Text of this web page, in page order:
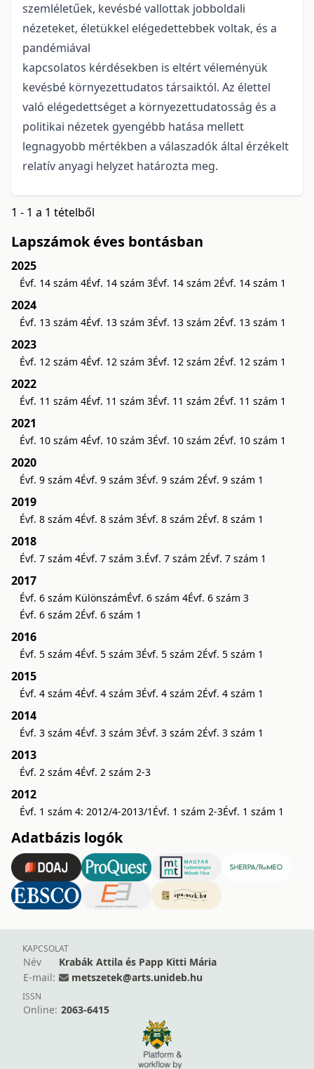
szemléletűek, kevésbé vallottak jobboldali
nézeteket, életükkel elégedettebbek voltak, és a
pandémiával
kapcsolatos kérdésekben is eltért véleményük
kevésbé környezettudatos társaiktól. Az élettel
való elégedettséget a környezettudatosság és a
politikai nézetek gyengébb hatása mellett
legnagyobb mértékben a válaszadók által érzékelt
relatív anyagi helyzet határozta meg.
1 - 1 a 1 tételből
Lapszámok éves bontásban
2025
Évf. 14 szám 4Évf. 14 szám 3Évf. 14 szám 2Évf. 14 szám 1
2024
Évf. 13 szám 4Évf. 13 szám 3Évf. 13 szám 2Évf. 13 szám 1
2023
Évf. 12 szám 4Évf. 12 szám 3Évf. 12 szám 2Évf. 12 szám 1
2022
Évf. 11 szám 4Évf. 11 szám 3Évf. 11 szám 2Évf. 11 szám 1
2021
Évf. 10 szám 4Évf. 10 szám 3Évf. 10 szám 2Évf. 10 szám 1
2020
Évf. 9 szám 4Évf. 9 szám 3Évf. 9 szám 2Évf. 9 szám 1
2019
Évf. 8 szám 4Évf. 8 szám 3Évf. 8 szám 2Évf. 8 szám 1
2018
Évf. 7 szám 4Évf. 7 szám 3.Évf. 7 szám 2Évf. 7 szám 1
2017
Évf. 6 szám KülönszámÉvf. 6 szám 4Évf. 6 szám 3
Évf. 6 szám 2Évf. 6 szám 1
2016
Évf. 5 szám 4Évf. 5 szám 3Évf. 5 szám 2Évf. 5 szám 1
2015
Évf. 4 szám 4Évf. 4 szám 3Évf. 4 szám 2Évf. 4 szám 1
2014
Évf. 3 szám 4Évf. 3 szám 3Évf. 3 szám 2Évf. 3 szám 1
2013
Évf. 2 szám 4Évf. 2 szám 2-3
2012
Évf. 1 szám 4: 2012/4-2013/1 Évf. 1 szám 2-3Évf. 1 szám 1
Adatbázis logók
KAPCSOLAT
Név
Krabák Attila és Papp Kitti Mária
E-mail:
metszetek@arts.unideb.hu
ISSN
Online: 2063-6415